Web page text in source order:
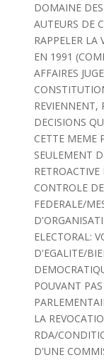
DOMAINE
AUTEURS DE
RAPPELER LA
EN 1991
AFFAIRES
REVIENNENT,
DECISIONS
CETTE MEME
SEULEMENT
CONTROLE
FEDERALE/
ELECTORAL:
D'EGALITE/
POUVANT
LA
RDA/
D'UNE